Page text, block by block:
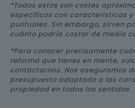
*Todos estos son costes
específicos con características
puntuales. Sin embargo, sirven
cuánto podría costar de media
*Para conocer precisamente
reforma que tienes en mente,
contactarnos. Nos aseguramos
presupuesto adaptado a las
propiedad en todos los sentidos.